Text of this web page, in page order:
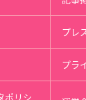
プレ
プラ
ポリシ